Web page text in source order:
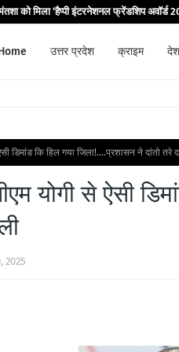
को मिला ‘हैप्पी इंटरनेशनल फ्रेंडशिप अवॉर्ड
उत्तर प्रदेश क्राइम देश
डिमांड कि हिल गया जिला!....प्रशासन ने दांतो तरे
योगी से ऐसी
2025